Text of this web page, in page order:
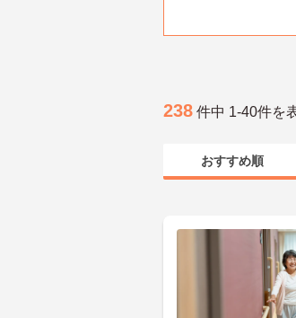
238 件中 1-40件を
おすすめ順